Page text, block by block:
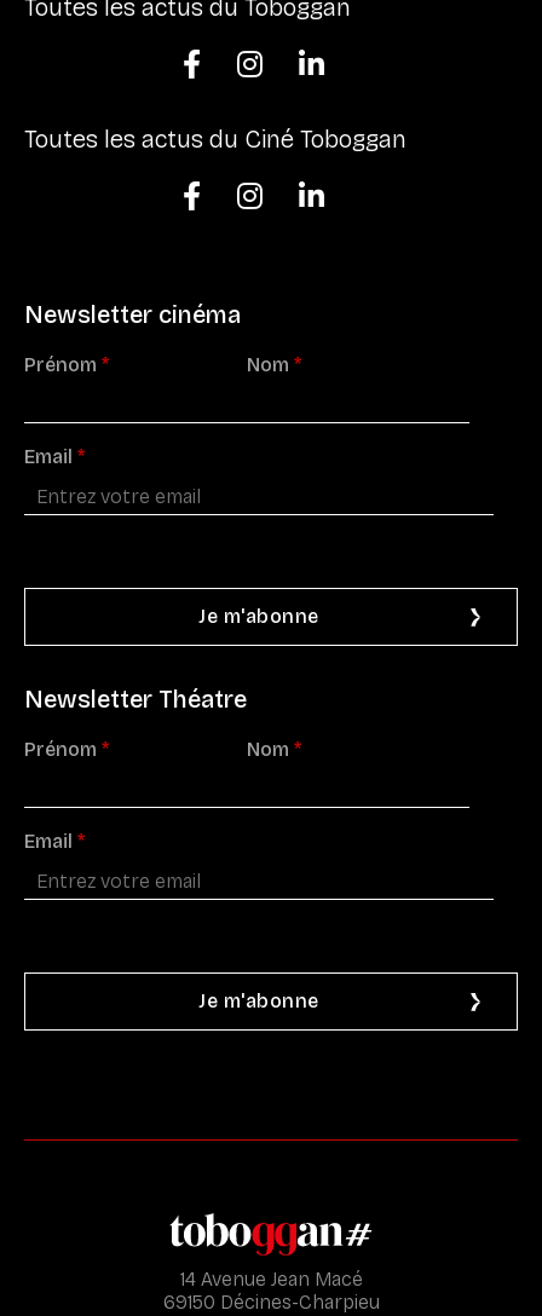
Toutes les actus du Toboggan

 
Toutes les actus du Ciné Toboggan

 
Newsletter cinéma
Prénom * Nom *
Email *
Newsletter Théatre
Prénom * Nom *
Email *
14 Avenue Jean Macé
69150 Décines-Charpieu